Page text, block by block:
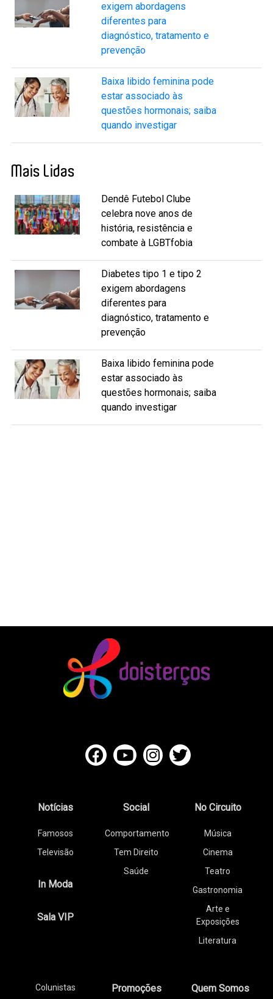
exigem abordagens
diferentes para
diagnóstico, tratamento e
prevenção
Baixa libido feminina pode
estar associado às
questões hormonais; saiba
quando investigar
Mais Lidas
Dendê Futebol Clube
celebra nove anos de
história, resistência e
combate à LGBTfobia
Diabetes tipo 1 e tipo 2
exigem abordagens
diferentes para
diagnóstico, tratamento e
prevenção
Baixa libido feminina pode
estar associado às
questões hormonais; saiba
quando investigar
Notícias
Famosos
Televisão
In Moda
Sala VIP
Social
Comportamento
Tem Direito
Saúde
No Circuito
Música
Cinema
Teatro
Gastronomia
Arte e
Exposições
Literatura
Colunistas Promoções Quem Somos